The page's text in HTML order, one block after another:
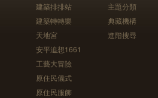
建築排排站
建築轉轉樂
天地宮
安平追想1661
工藝大冒險
原住民儀式
原住民服飾
主題分類
典藏機構
進階搜尋